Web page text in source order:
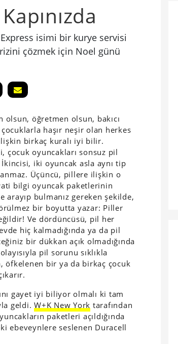
isimi bir kurye servisi
çözmek için Noel günü
olsun, öğretmen olsun, bakıcı
haşır neşir olan herkes
birkaç kuralı iyi bilir.
çocuk oyuncakları sonsuz pil
iki oyuncak asla aynı tip
Üçüncü, pillere ilişkin o
bilgi oyuncak paketlerinin
arayıp bulmanız gereken şekilde,
bir boyutta yazar: Piller
Ve dördüncüsü, pil her
hiç kalmadığında ya da pil
bir dükkan açık olmadığında
pil sorunu sıklıkla
öfkelenen bir ya da birkaç çocuk
gayet iyi biliyor olmalı ki tam
geldi.W+K New York tarafından
paketleri açıldığında
ebeveynlere seslenen Duracell